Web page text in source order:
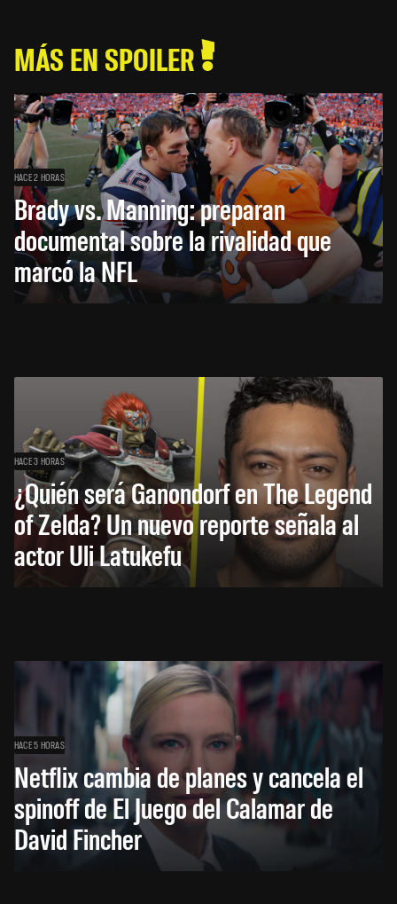
MÁS EN SPOILER
HACE 2 HORAS
Brady vs. Manning: preparan
documental sobre la rivalidad que
marcó la NFL
HACE 3 HORAS
¿Quién será Ganondorf en The Legend
of Zelda? Un nuevo reporte señala al
actor Uli Latukefu
HACE 5 HORAS
Netflix cambia de planes y cancela el
spinoff de El Juego del Calamar de
David Fincher